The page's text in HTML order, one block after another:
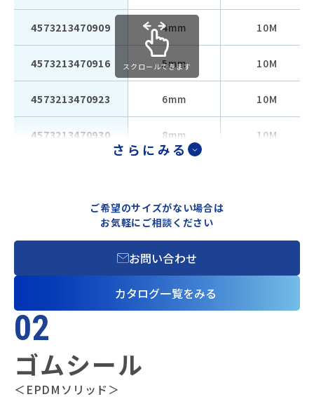
4573213470909 4mm 10M
4573213470916 5mm 10M
4573213470923 6mm 10M
4573213470930 8mm 10M
さらにみる
スクロールできます
カタログ一覧をみる
ご希望のサイズがない場合は
お気軽にご相談ください
お問い合わせ
02
ゴムシール
＜EPDMソリッド＞